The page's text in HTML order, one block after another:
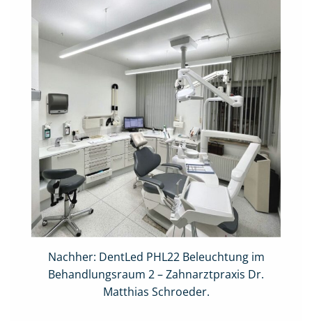
Nachher: DentLed PHL22 Beleuchtung im
Behandlungsraum 2 – Zahnarztpraxis Dr.
Matthias Schroeder.